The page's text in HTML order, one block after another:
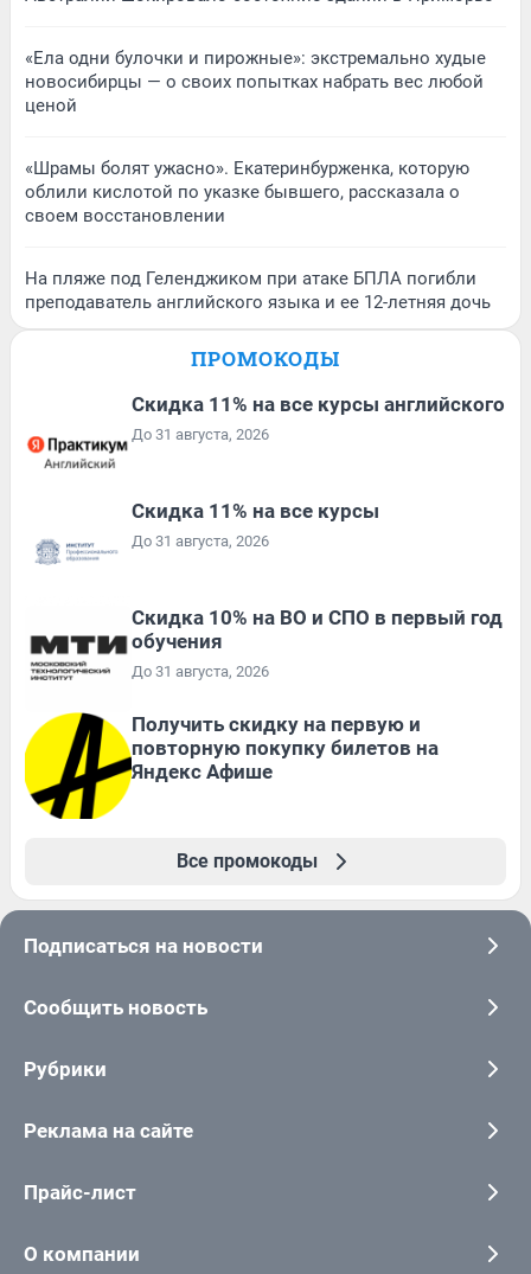
«Ела одни булочки и пирожные»: экстремально худые
новосибирцы — о своих попытках набрать вес любой
ценой
«Шрамы болят ужасно». Екатеринбурженка, которую
облили кислотой по указке бывшего, рассказала о
своем восстановлении
На пляже под Геленджиком при атаке БПЛА погибли
преподаватель английского языка и ее 12-летняя дочь
ПРОМОКОДЫ
Скидка 11% на все курсы английского
До 31 августа, 2026
Скидка 11% на все курсы
До 31 августа, 2026
Скидка 10% на ВО и СПО в первый год
обучения
До 31 августа, 2026
Получить скидку на первую и
повторную покупку билетов на
Яндекс Афише
Все промокоды
Подписаться на новости
Сообщить новость
Рубрики
Реклама на сайте
Прайс-лист
О компании